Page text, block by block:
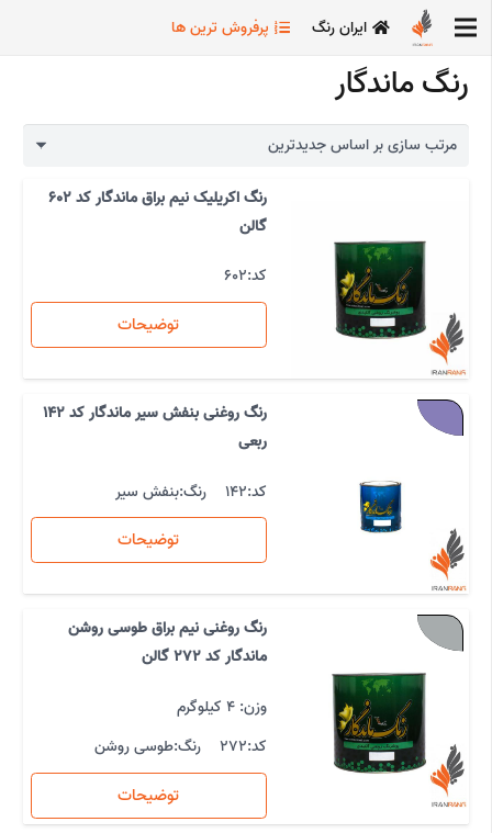
ایران رنگ پرفروش ترین ها
رنگ ماندگار
رنگ اکریلیک نیم براق ماندگار کد 602
گالن
کد:602
توضیحات
رنگ روغنی بنفش سیر ماندگار کد 142
ربعی
کد:142 رنگ:بنفش سیر
توضیحات
رنگ روغنی نیم براق طوسی روشن
ماندگار کد 272 گالن
وزن: 4 کیلوگرم
کد:272 رنگ:طوسی روشن
توضیحات